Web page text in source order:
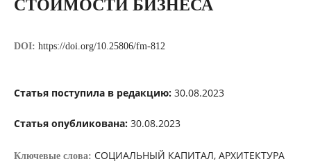
СТОИМОСТИ БИЗНЕСА
DOI: https://doi.org/10.25806/fm-812
Статья поступила в редакцию:30.08.2023
Статья опубликована:30.08.2023
Ключевые слова: СОЦИАЛЬНЫЙ КАПИТАЛ, АРХИТЕКТУРА